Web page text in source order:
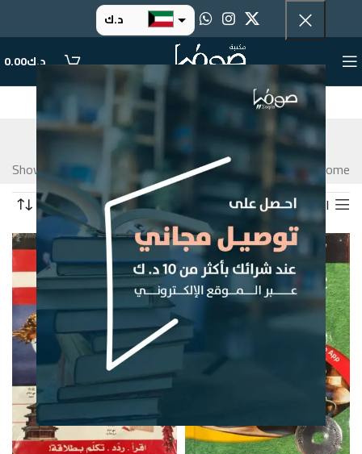
د.ك
ر.س
.د.ب
د.ك0.00
لغات
التصنيفات Home Products tagged “لغات”
Showing all 8 results
التصفية